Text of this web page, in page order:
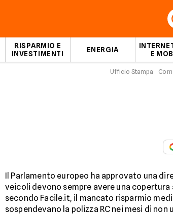
RISPARMIO E
INVESTIMENTI
ENERGIA
E
Ufficio Stampa
Il Parlamento europeo ha approvato una
veicoli devono sempre avere una
secondo Facile.it, il mancato risparmio
sospendevano la polizza RC nei mesi di